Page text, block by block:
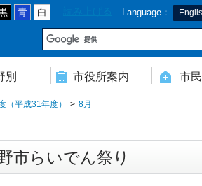
青 白 Language：
別
バー
齢者医療
女共同参画
住宅・水道
画・人事・各支所・その他
市役所案内 市
（平成31年度）
8月
市らいでん祭り